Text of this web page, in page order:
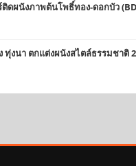
ติดผนังภาพต้นโพธิ์ทอง-ดอกบัว
ทุ่งนา ตกแต่งผนังสไตล์ธรรมชาติ